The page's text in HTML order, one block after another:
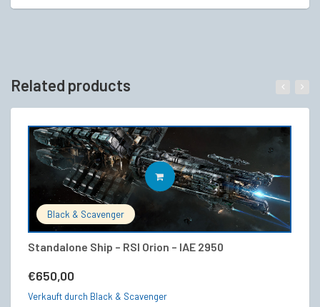
Related products
Black & Scavenger
Standalone Ship – RSI Orion – IAE 2950
€650,00
IN DEN WARENKORB
Verkauft durch Black & Scavenger